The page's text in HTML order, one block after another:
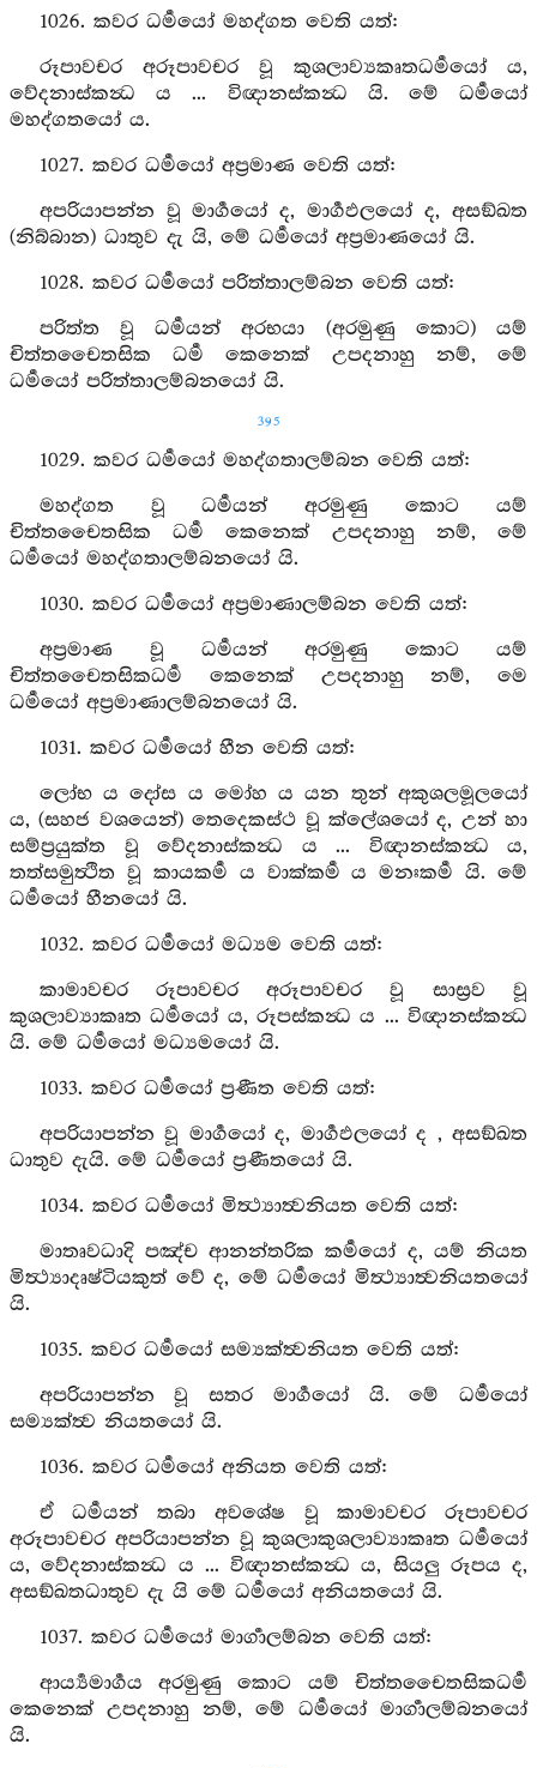
1026. කවර ධර්‍මයෝ මහද්ගත වෙති යත්:
රූපාවචර අරූපාවචර වූ කුශලාව්‍යකෘතධර්‍මයෝ ය,
වේදනාස්කන්‍ධ ය ... විඥානස්කන්‍ධ යි. මේ ධර්‍මයෝ
මහද්ගතයෝ ය.
1027. කවර ධර්‍මයෝ අප්‍රමාණ වෙති යත්:
අපරියාපන්න වූ මාර්‍ගයෝ ද, මාර්‍ගඵලයෝ ද, අසඞ්ඛත
(නිබ්බාන) ධාතුව දැ යි, මේ ධර්‍මයෝ අප්‍රමාණයෝ යි.
1028. කවර ධර්‍මයෝ පරිත්තාලම්බන වෙති යත්:
පරිත්ත වූ ධර්‍මයන් අරභයා (අරමුණු කොට) යම්
චිත්තචෛතසික ධර්‍ම කෙනෙක් උපදනාහු නම්, මේ
ධර්‍මයෝ පරිත්තාලම්බනයෝ යි.
395
1029. කවර ධර්‍මයෝ මහද්ගතාලම්බන වෙති යත්:
මහද්ගත වූ ධර්‍මයන් අරමුණු කොට යම්
චිත්තචෛතසික ධර්‍ම කෙනෙක් උපදනාහු නම්, මේ
ධර්‍මයෝ මහද්ගතාලම්බනයෝ යි.
1030. කවර ධර්‍මයෝ අප්‍රමාණාලම්බන වෙති යත්:
අප්‍රමාණ වූ ධර්‍මයන් අරමුණු කොට යම්
චිත්තචෛතසිකධර්‍ම කෙනෙක් උපදනාහු නම්, මෙ
ධර්‍මයෝ අප්‍රමාණාලම්බනයෝ යි.
1031. කවර ධර්‍මයෝ හීන වෙති යත්:
ලෝභ ය දෝස ය මෝහ ය යන තුන් අකුශලමූලයෝ
ය, (සහජ වශයෙන්) තෙදෙකස්ථ වූ ක්ලේශයෝ ද, උන් හා
සම්ප්‍රයුක්ත වූ වේදනාස්කන්‍ධ ය ... විඥානස්කන්‍ධ ය,
තත්සමුත්‍ථිත වූ කායකර්‍ම ය වාක්කර්‍ම ය මනඃකර්‍ම යි. මේ
ධර්‍මයෝ හීනයෝ යි.
1032. කවර ධර්‍මයෝ මධ්‍යම වෙති යත්:
කාමාවචර රූපාවචර අරූපාවචර වූ සාස්‍රව වූ
කුශලාව්‍යාකෘත ධර්‍මයෝ ය, රූපස්කන්‍ධ ය ... විඥානස්කන්‍ධ
යි. මේ ධර්‍මයෝ මධ්‍යමයෝ යි.
1033. කවර ධර්‍මයෝ ප්‍රණීත වෙති යත්:
අපරියාපන්න වූ මාර්‍ගයෝ ද, මාර්‍ගඵලයෝ ද , අසඞ්ඛත
ධාතුව දැයි. මේ ධර්‍මයෝ ප්‍රණීතයෝ යි.
1034. කවර ධර්‍මයෝ මිත්‍ථ්‍යාත්‍වනියත වෙති යත්:
මාතෘවධාදි පඤ්ච ආනන්තරික කර්‍මයෝ ද, යම් නියත
මිත්‍ථ්‍යාදෘෂ්ටියකුත් වේ ද, මේ ධර්‍මයෝ මිත්‍ථ්‍යාත්‍වනියතයෝ
යි.
1035. කවර ධර්‍මයෝ සම්‍යක්ත්‍වනියත වෙති යත්:
අපරියාපන්න වූ සතර මාර්‍ගයෝ යි. මේ ධර්‍මයෝ
සම්‍යක්ත්‍ව නියතයෝ යි.
1036. කවර ධර්‍මයෝ අනියත වෙති යත්:
ඒ ධර්‍මයන් තබා අවශේෂ වූ කාමාවචර රූපාවචර
අරූපාවචර අපරියාපන්න වූ කුශලාකුශලාව්‍යාකෘත ධර්‍මයෝ
ය, වේදනාස්කන්‍ධ ය ... විඥානස්කන්‍ධ ය, සියලු රූපය ද,
අසඞ්ඛතධාතුව දැ යි මේ ධර්‍මයෝ අනියතයෝ යි.
1037. කවර ධර්‍මයෝ මාර්‍ගාලම්බන වෙති යත්:
ආර්‍ය්‍යමාර්‍ගය අරමුණු කොට යම් චිත්තචෛතසිකධර්‍ම
කෙනෙක් උපදනාහු නම්, මේ ධර්‍මයෝ මාර්‍ගාලම්බනයෝ
යි.